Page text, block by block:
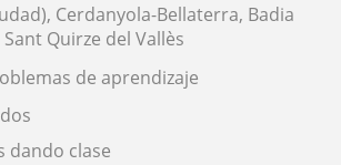
Cerdanyola-Bellaterra, Badia
Quirze del Vallès
de aprendizaje
dando clase